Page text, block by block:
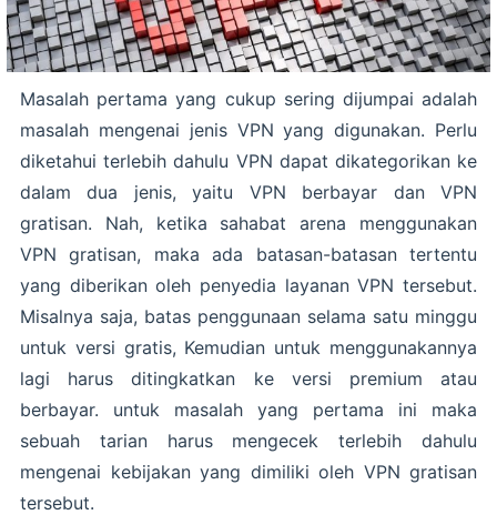
Masalah pertama yang cukup sering dijumpai adalah
masalah mengenai jenis VPN yang digunakan. Perlu
diketahui terlebih dahulu VPN dapat dikategorikan ke
dalam dua jenis, yaitu VPN berbayar dan VPN
gratisan. Nah, ketika sahabat arena menggunakan
VPN gratisan, maka ada batasan-batasan tertentu
yang diberikan oleh penyedia layanan VPN tersebut.
Misalnya saja, batas penggunaan selama satu minggu
untuk versi gratis, Kemudian untuk menggunakannya
lagi harus ditingkatkan ke versi premium atau
berbayar. untuk masalah yang pertama ini maka
sebuah tarian harus mengecek terlebih dahulu
mengenai kebijakan yang dimiliki oleh VPN gratisan
tersebut.